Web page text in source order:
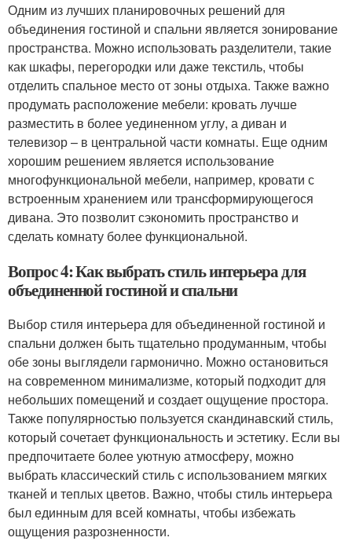
Одним из лучших планировочных решений для
объединения гостиной и спальни является зонирование
пространства. Можно использовать разделители, такие
как шкафы, перегородки или даже текстиль, чтобы
отделить спальное место от зоны отдыха. Также важно
продумать расположение мебели: кровать лучше
разместить в более уединенном углу, а диван и
телевизор – в центральной части комнаты. Еще одним
хорошим решением является использование
многофункциональной мебели, например, кровати с
встроенным хранением или трансформирующегося
дивана. Это позволит сэкономить пространство и
сделать комнату более функциональной.
Вопрос 4: Как выбрать стиль интерьера для
объединенной гостиной и спальни
Выбор стиля интерьера для объединенной гостиной и
спальни должен быть тщательно продуманным, чтобы
обе зоны выглядели гармонично. Можно остановиться
на современном минимализме, который подходит для
небольших помещений и создает ощущение простора.
Также популярностью пользуется скандинавский стиль,
который сочетает функциональность и эстетику. Если вы
предпочитаете более уютную атмосферу, можно
выбрать классический стиль с использованием мягких
тканей и теплых цветов. Важно, чтобы стиль интерьера
был единным для всей комнаты, чтобы избежать
ощущения разрозненности.